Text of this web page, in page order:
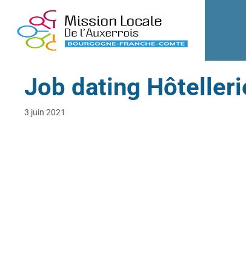
Job dating
3 juin 2021